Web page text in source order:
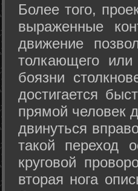
Более того,
выраженные
движение
толкающего или
боязни
достигается
прямой человек
двинуться
такой переход
круговой
вторая нога